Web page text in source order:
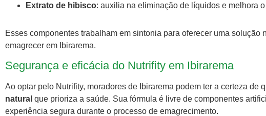
Extrato de hibisco: auxilia na eliminação de líquidos e melhora
Esses componentes trabalham em sintonia para oferecer uma solução
emagrecer em Ibirarema.
Segurança e eficácia do Nutrifity em Ibirarema
Ao optar pelo Nutrifity, moradores de Ibirarema podem ter a certeza de
natural que prioriza a saúde. Sua fórmula é livre de componentes
experiência segura durante o processo de emagrecimento.